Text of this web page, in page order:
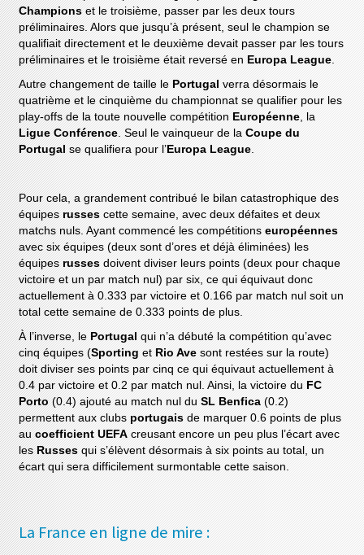
Champions et le troisième, passer par les deux tours
préliminaires. Alors que jusqu’à présent, seul le champion se
qualifiait directement et le deuxième devait passer par les tours
préliminaires et le troisième était reversé en Europa League.
Autre changement de taille le Portugalverra désormais le
quatrième et le cinquième du championnat se qualifier pour les
play-offs de la toute nouvelle compétition Européenne, la
Ligue Conférence. Seul le vainqueur de laCoupe du
Portugal se qualifiera pour l’ Europa League.
Pour cela, a grandement contribué le bilan catastrophique des
équipesrussescette semaine, avec deux défaites et deux
matchs nuls. Ayant commencé les compétitionseuropéennes
avec six équipes (deux sont d’ores et déjà éliminées) les
équipesrussesdoivent diviser leurs points (deux pour chaque
victoire et un par match nul) par six, ce qui équivaut donc
actuellement à 0.333 par victoire et 0.166 par match nul soit un
total cette semaine de 0.333 points de plus.
À l’inverse, le Portugalqui n’a débuté la compétition qu’avec
cinq équipes (Sporting et Rio Ave sont restées sur la route)
doit diviser ses points par cinq ce qui équivaut actuellement à
0.4 par victoire et 0.2 par match nul. Ainsi, la victoire du FC
Porto(0.4) ajouté au match nul duSL Benfica (0.2)
permettent aux clubsportugais de marquer 0.6 points de plus
aucoefficient UEFA creusant encore un peu plus l’écart avec
lesRussesqui s’élèvent désormais à six points au total, un
écart qui sera difficilement surmontable cette saison.
La France en ligne de mire :